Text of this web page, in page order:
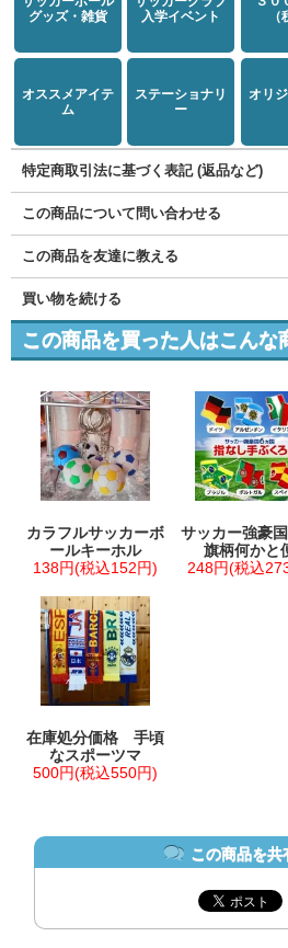
グッズ・雑貨
入学イベント
（
オススメアイテ
ム
ステーショナリ
ー
オリ
特定商取引法に基づく表記 (返品など)
この商品について問い合わせる
この商品を友達に教える
買い物を続ける
この商品を買った人はこんな
カラフルサッカーボ
ールキーホル
138円(税込152円)
サッカー強豪
旗柄何かと
248円(税込
在庫処分価格 手頃
なスポーツマ
500円(税込550円)
この商品を共